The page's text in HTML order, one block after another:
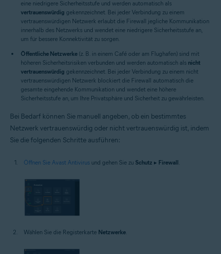
eine niedrigere Sicherheitsstufe und werden automatisch als
vertrauenswürdig gekennzeichnet. Bei jeder Verbindung zu einem
vertrauenswürdigen Netzwerk erlaubt die Firewall jegliche Kommunikation
innerhalb des Netzwerks und wendet eine niedrigere Sicherheitsstufe an,
um für bessere Konnektivität zu sorgen.
Öffentliche Netzwerke (z. B. in einem Café oder am Flughafen) sind mit
höheren Sicherheitsrisiken verbunden und werden automatisch als nicht
vertrauenswürdig gekennzeichnet. Bei jeder Verbindung zu einem nicht
vertrauenswürdigen Netzwerk blockiert die Firewall automatisch die
gesamte eingehende Kommunikation und wendet eine höhere
Sicherheitsstufe an, um Ihre Privatsphäre und Sicherheit zu gewährleisten.
Bei Bedarf können Sie manuell angeben, ob ein bestimmtes
Netzwerk vertrauenswürdig oder nicht vertrauenswürdig ist, indem
Sie die folgenden Schritte ausführen:
Öffnen Sie Avast Antivirus und gehen Sie zu Schutz ▸ Firewall.
Wählen Sie die Registerkarte Netzwerke.